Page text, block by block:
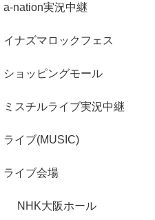
a-nation実況中継
イナズマロックフェス
ショッピングモール
ミスチルライブ実況中継
ライブ(MUSIC)
ライブ会場
NHK大阪ホール